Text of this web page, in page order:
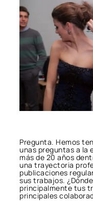
Pregunta. Hemos
unas preguntas a la
más de 20 años
una trayectoria
publicaciones
sus trabajos.
principalmente tus
principales